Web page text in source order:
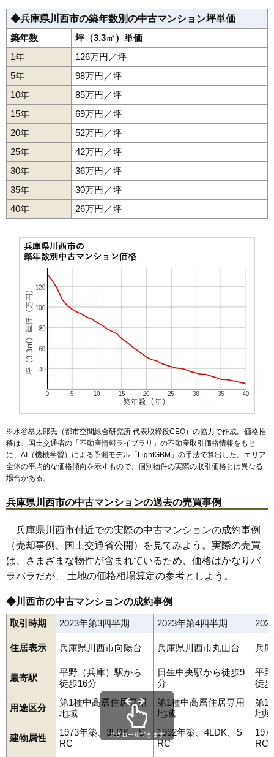
マンションナビで
無料一括査定をする
アズレ川西
住所 兵庫県川西市矢問1丁目
交通 鼓滝駅（5分）
相場 1,320万円～1,520万円
(16.7万円/㎡~19.2万円/㎡)
マンションナビで
無料一括査定をする
パルコート川西ミルヴィラージュ
住所 兵庫県川西市東多田3丁目
相場 2,000万円～2,200万円
マンションナビで
プレシアス清和台中央
住所 兵庫県川西市清和台西3丁目
交通
1,910万円～2,110万円
(22.2万円/㎡~24.5万円/㎡)
マンションナビで
無料一括査定をする
◆兵庫県川西市の築年数別の中古マンション坪単価
築年数
坪（3.3㎡）単価
1年
126万円／坪
5年
98万円／坪
10年
85万円／坪
15年
69万円／坪
20年
52万円／坪
25年
42万円／坪
30年
36万円／坪
35年
30万円／坪
40年
26万円／坪
※水谷昂太郎氏（都市空間総合研究所 代表取締役CEO）の協力で作成。価格推
移は、国土交通省の「 不動産情報ライブラリ 」の不動産取引価格情報をもと
に、AI（機械学習）による予測モデル「LightGBM」の手法で算出した。エリア
全体の平均的な価格傾向を示すもので、個別物件の実際の取引価格とは異なる
場合がある。
兵庫県川西市の中古マンションの過去の売買事例
兵庫県川西市付近での実際の中古マンションの成約事例
（売却事例、国土交通省公開）を見てみよう。実際の売買
は、さまざまな物件が含まれているため、価格はかなりバ
ラバラだが、 土地の価格相場算定の参考としよう。
◆川西市の中古マンションの成約事例
取引時期 2023年第3四半期 2023年第4四半期
住居表示 兵庫県川西市向陽台 兵庫県川西市丸山台 兵
最寄駅
平野（兵庫）駅から
徒歩16分
日生中央駅から徒歩9
分
平
徒
用途区分
第1種中高層住居専用
地域
第1種中高層住居専用
地域
第1
地域
建物属性
1973年築、3LDK、S
RC
1992年築、4LDK、S
RC
RC
スクロールできます